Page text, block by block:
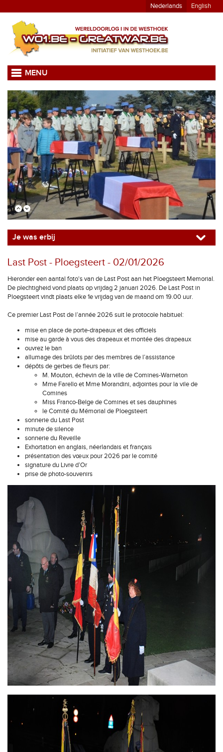
Nederlands English
MENU
Je was erbij
Last Post - Ploegsteert - 02/01/2026
Hieronder een aantal foto's van de Last Post aan het Ploegsteert Memorial.
De plechtigheid vond plaats op vrijdag 2 januari 2026. De Last Post in
Ploegsteert vindt plaats elke 1e vrijdag van de maand om 19.00 uur.
Ce premier Last Post de l’année 2026 suit le protocole habituel:
mise en place de porte-drapeaux et des officiels
mise au garde à vous des drapeaux et montée des drapeaux
ouvrez le ban
allumage des brûlots par des membres de l’assistance
dépôts de gerbes de fleurs par:
M. Mouton, échevin de la ville de Comines-Warneton
Mme Farello et Mme Morandini, adjointes pour la vile de
Comines
Miss Franco-Belge de Comines et ses dauphines
le Comité du Mémorial de Ploegsteert
sonnerie du Last Post
minute de silence
sonnerie du Reveille
Exhortation en anglais, néerlandais et français
présentation des vœux pour 2026 par le comité
signature du Livre d’Or
prise de photo-souvenirs